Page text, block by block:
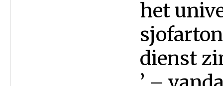
het
dienst